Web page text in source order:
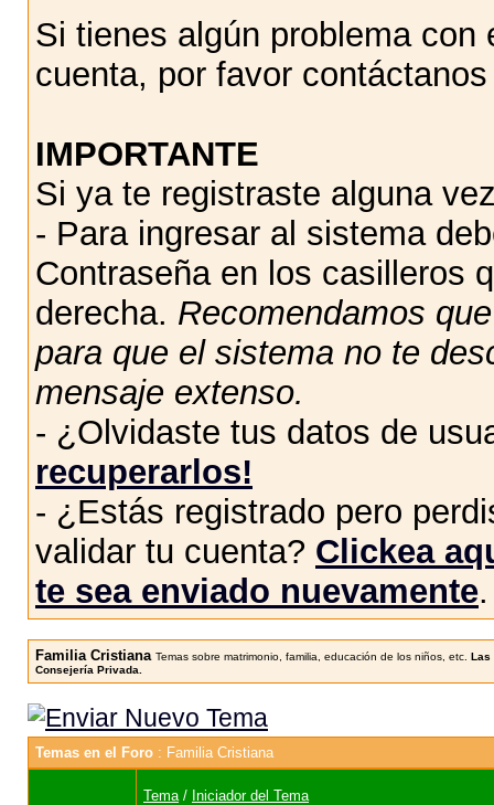
Si tienes algún problema
cuenta, por favor
IMPORTANTE
Si ya te registraste alguna
- Para ingresar al sistema
Contraseña en los casilleros
derecha. Recomendamos
para que el sistema no te
mensaje extenso.
- ¿Olvidaste tus datos de
recuperarlos!
- ¿Estás registrado pero
validar tu cuenta? Clickea
te sea enviado nuevamente.
Familia Cristiana Temas sobre matrimonio, familia, educación de los niños, etc. Las
Consejería Privada.
Temas en el Foro : Familia Cristiana
Tema/ Iniciador del Tema